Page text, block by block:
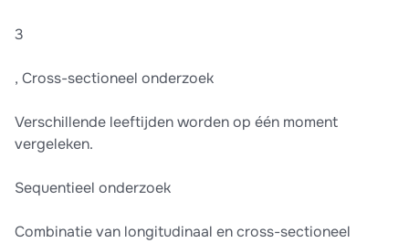
3
, Cross-sectioneel onderzoek
Verschillende leeftijden worden op één moment
vergeleken.
Sequentieel onderzoek
Combinatie van longitudinaal en cross-sectioneel